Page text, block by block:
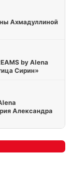
Ахмадуллиной
by Alena
Сирин»
Александра